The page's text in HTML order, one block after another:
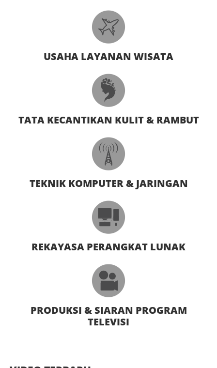
USAHA LAYANAN WISATA
TATA KECANTIKAN KULIT & RAMBUT
TEKNIK KOMPUTER & JARINGAN
REKAYASA PERANGKAT LUNAK
PRODUKSI & SIARAN PROGRAM
TELEVISI